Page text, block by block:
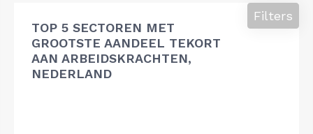
TOP 5 SECTOREN MET
GROOTSTE AANDEEL TEKORT
AAN ARBEIDSKRACHTEN,
NEDERLAND
Filters